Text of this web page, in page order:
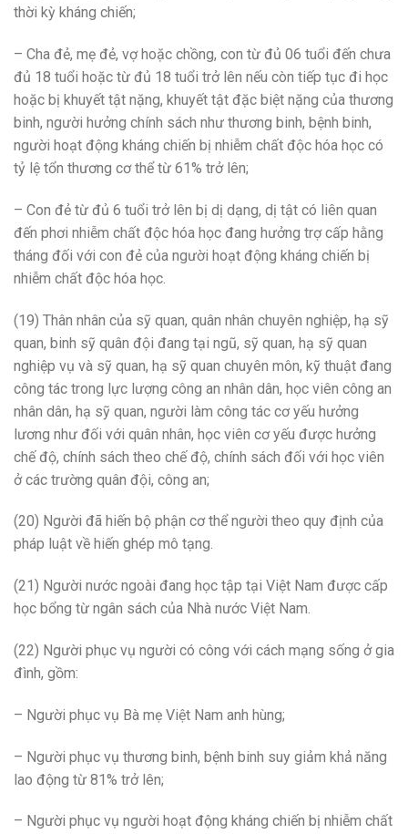
thời kỳ kháng chiến;
– Cha đẻ, mẹ đẻ, vợ hoặc chồng, con từ đủ 06 tuổi đến chưa
đủ 18 tuổi hoặc từ đủ 18 tuổi trở lên nếu còn tiếp tục đi học
hoặc bị khuyết tật nặng, khuyết tật đặc biệt nặng của thương
binh, người hưởng chính sách như thương binh, bệnh binh,
người hoạt động kháng chiến bị nhiễm chất độc hóa học có
tỷ lệ tổn thương cơ thể từ 61% trở lên;
– Con đẻ từ đủ 6 tuổi trở lên bị dị dạng, dị tật có liên quan
đến phơi nhiễm chất độc hóa học đang hưởng trợ cấp hằng
tháng đối với con đẻ của người hoạt động kháng chiến bị
nhiễm chất độc hóa học.
(19) Thân nhân của sỹ quan, quân nhân chuyên nghiệp, hạ sỹ
quan, binh sỹ quân đội đang tại ngũ, sỹ quan, hạ sỹ quan
nghiệp vụ và sỹ quan, hạ sỹ quan chuyên môn, kỹ thuật đang
công tác trong lực lượng công an nhân dân, học viên công an
nhân dân, hạ sỹ quan, người làm công tác cơ yếu hưởng
lương như đối với quân nhân, học viên cơ yếu được hưởng
chế độ, chính sách theo chế độ, chính sách đối với học viên
ở các trường quân đội, công an;
(20) Người đã hiến bộ phận cơ thể người theo quy định của
pháp luật về hiến ghép mô tạng.
(21) Người nước ngoài đang học tập tại Việt Nam được cấp
học bổng từ ngân sách của Nhà nước Việt Nam.
(22) Người phục vụ người có công với cách mạng sống ở gia
đình, gồm:
– Người phục vụ Bà mẹ Việt Nam anh hùng;
– Người phục vụ thương binh, bệnh binh suy giảm khả năng
lao động từ 81% trở lên;
– Người phục vụ người hoạt động kháng chiến bị nhiễm chất